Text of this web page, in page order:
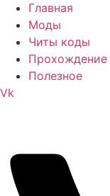
Главная
Моды
Читы коды
Прохождение
Полезное
Vk